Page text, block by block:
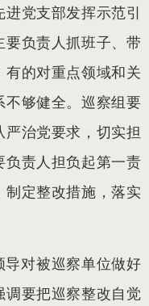
党支部发挥示范引
负责人抓班子、带
有的对重点领域和关
不够健全。巡察组要
治党要求，切实担
负责人担负起第一责
定整改措施，落实
对被巡察单位做好
调要把巡察整改自觉